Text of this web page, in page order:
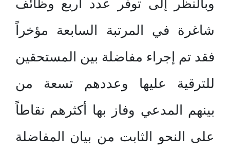
وبالنظر إلى توفر عدد أربع وظائف
شاغرة في المرتبة السابعة مؤخراً
فقد تم إجراء مفاضلة بين المستحقين
للترقية عليها وعددهم تسعة من
بينهم المدعي وفاز بها أكثرهم نقاطاً
على النحو الثابت من بيان المفاضلة